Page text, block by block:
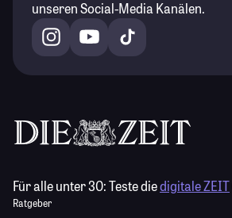
unseren Social-Media Kanälen.
Für alle unter 30:Teste diedigitale ZEIT
Ratgeber